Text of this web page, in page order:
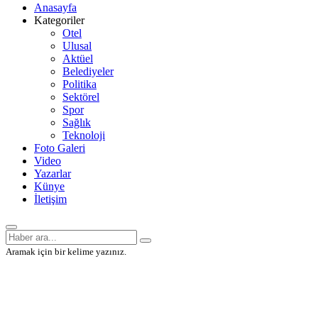
Anasayfa
Kategoriler
Otel
Ulusal
Aktüel
Belediyeler
Politika
Sektörel
Spor
Sağlık
Teknoloji
Foto Galeri
Video
Yazarlar
Künye
İletişim
Aramak için bir kelime yazınız.